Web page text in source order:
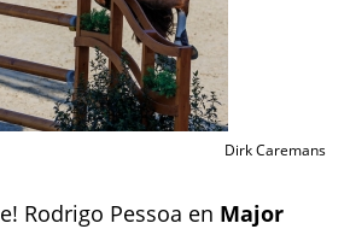
Dirk Caremans
Rodrigo Pessoa en Major